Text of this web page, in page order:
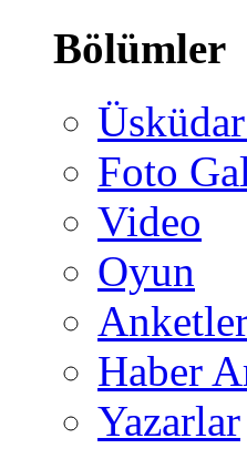
Bölümler
Foto
Video
Oyun
Haber
Yazarlar